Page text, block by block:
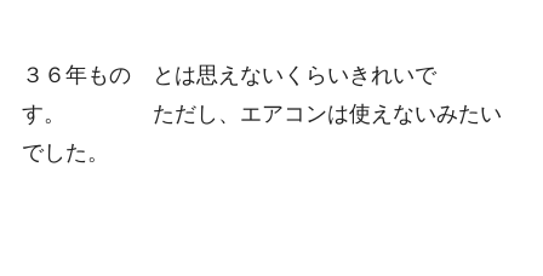
３６年もの とは思えないくらいきれいで
す。 ただし、エアコンは使えないみたい
でした。